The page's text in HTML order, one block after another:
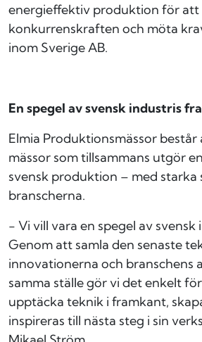
energieffektiv produktion för att
konkurrenskraften och möta
inom Sverige AB.
En spegel av svensk industris
Elmia Produktionsmässor består
mässor som tillsammans utgör
svensk produktion – med starka
branscherna.
- Vi vill vara en spegel av
Genom att samla den senaste
innovationerna och branschens
samma ställe gör vi det enkelt
upptäcka teknik i framkant,
inspireras till nästa steg i sin